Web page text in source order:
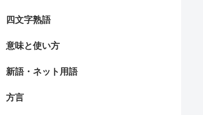
四文字熟語
意味と使い方
新語・ネット用語
方言